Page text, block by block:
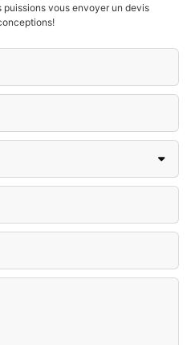
vous envoyer un devis